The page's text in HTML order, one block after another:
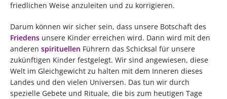
friedlichen Weise anzuleiten und zu korrigieren.
Darum können wir sicher sein, dass unsere Botschaft des
Friedens unsere Kinder erreichen wird. Dann wird mit den
anderen spirituellen Führern das Schicksal für unsere
zukünftigen Kinder festgelegt. Wir sind angewiesen, diese
Welt im Gleichgewicht zu halten mit dem Inneren dieses
Landes und den vielen Universen. Das tun wir durch
spezielle Gebete und Rituale, die bis zum heutigen Tage